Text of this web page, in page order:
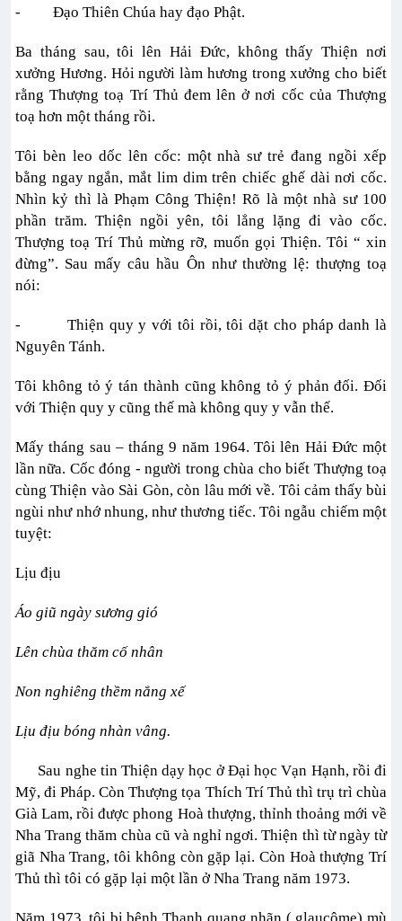
- Đạo Thiên Chúa hay đạo Phật.
Ba tháng sau, tôi lên Hải Đức, không thấy Thiện nơi
xưởng Hương. Hỏi người làm hương trong xưởng cho biết
rằng Thượng toạ Trí Thủ đem lên ở nơi cốc của Thượng
toạ hơn một tháng rồi.
Tôi bèn leo dốc lên cốc: một nhà sư trẻ đang ngồi xếp
bằng ngay ngắn, mắt lim dim trên chiếc ghế dài nơi cốc.
Nhìn kỷ thì là Phạm Công Thiện! Rõ là một nhà sư 100
phần trăm. Thiện ngồi yên, tôi lẳng lặng đi vào cốc.
Thượng toạ Trí Thủ mừng rỡ, muốn gọi Thiện. Tôi “ xin
đừng”. Sau mấy câu hầu Ôn như thường lệ: thượng toạ
nói:
- Thiện quy y với tôi rồi, tôi dặt cho pháp danh là
Nguyên Tánh.
Tôi không tỏ ý tán thành cũng không tỏ ý phản đối. Đối
với Thiện quy y cũng thế mà không quy y vẫn thế.
Mấy tháng sau – tháng 9 năm 1964. Tôi lên Hải Đức một
lần nữa. Cốc đóng - người trong chùa cho biết Thượng toạ
cùng Thiện vào Sài Gòn, còn lâu mới về. Tôi cảm thấy bùi
ngùi như nhớ nhung, như thương tiếc. Tôi ngẫu chiếm một
tuyệt:
Lịu địu
Áo giũ ngày sương gió
Lên chùa thăm cố nhân
Non nghiêng thềm nắng xế
Lịu địu bóng nhàn vâng.
Sau nghe tin Thiện dạy học ở Đại học Vạn Hạnh, rồi đi
Mỹ, đi Pháp. Còn Thượng tọa Thích Trí Thủ thì trụ trì chùa
Già Lam, rồi được phong Hoà thượng, thỉnh thoảng mới về
Nha Trang thăm chùa cũ và nghỉ ngơi. Thiện thì từ ngày từ
giã Nha Trang, tôi không còn gặp lại. Còn Hoà thượng Trí
Thủ thì tôi có gặp lại một lần ở Nha Trang năm 1973.